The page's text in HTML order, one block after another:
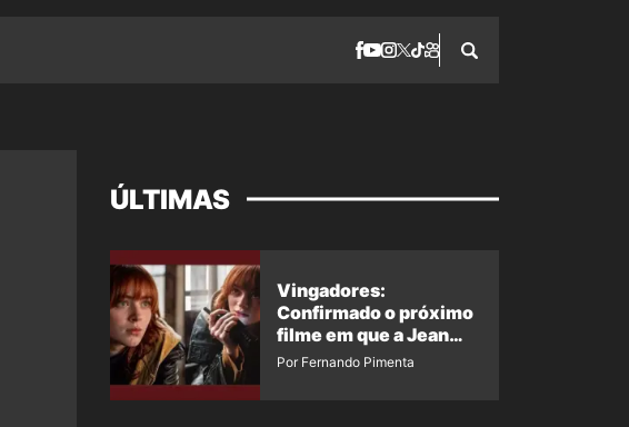
ÚLTIMAS
Vingadores:
Confirmado o próximo
filme em que a Jean
Grey irá aparecer
Por Fernando Pimenta